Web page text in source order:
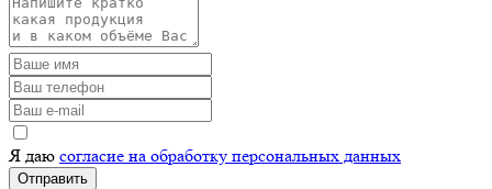
Я даю согласие на обработку персональных данных
Отправить